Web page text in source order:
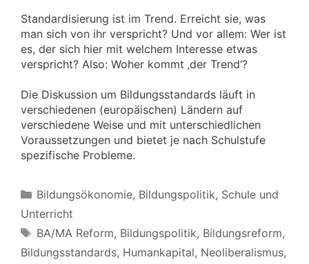
Standardisierung ist im Trend. Erreicht sie, was
man sich von ihr verspricht? Und vor allem: Wer ist
es, der sich hier mit welchem Interesse etwas
verspricht? Also: Woher kommt ‚der Trend‘?
Die Diskussion um Bildungsstandards läuft in
verschiedenen (europäischen) Ländern auf
verschiedene Weise und mit unterschiedlichen
Voraussetzungen und bietet je nach Schulstufe
spezifische Probleme.
Kategorien
Bildungsökonomie, Bildungspolitik, Schule und
Unterricht
Schlagwörter
BA/MA Reform, Bildungspolitik, Bildungsreform,
Bildungsstandards, Humankapital, Neoliberalismus,